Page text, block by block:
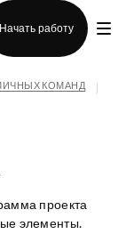
Начать работу
КОМАНД
проекта
элементы.